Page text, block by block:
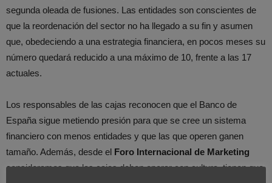
segunda oleada de fusiones. Las entidades son conscientes de
que la reordenación del sector no ha llegado a su fin y asumen
que, obedeciendo a una estrategia financiera, en pocos meses su
número quedará reducido a una máximo de 10, frente a las 17
actuales.
Los responsables de las cajas reconocen que el Banco de
España sigue metiendo presión para que se cree un sistema
financiero con menos entidades y que las que operen ganen
tamaño. Además, desde el Foro Internacional de Marketing
consideramos que las cajas deben operar con cultura, tienen que